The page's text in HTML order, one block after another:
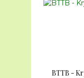
BTTB -